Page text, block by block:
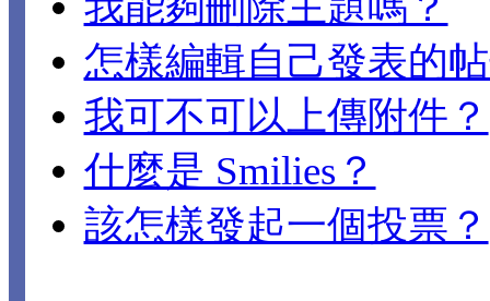
怎樣編輯自己發表的
我可不可以上傳附件？
什麼是 Smilies？
該怎樣發起一個投票？